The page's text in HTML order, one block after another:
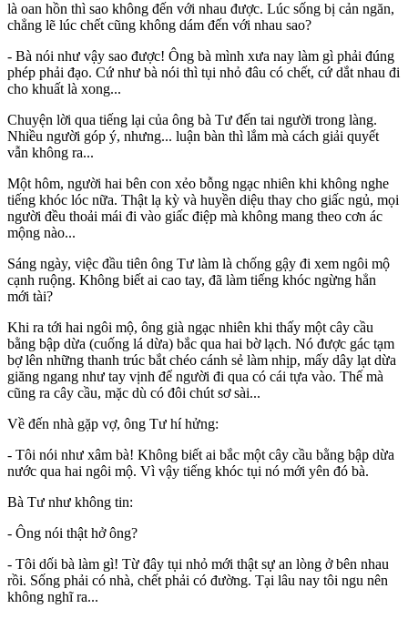
là oan hồn thì sao không đến với nhau được. Lúc sống bị cản ngăn,
chẳng lẽ lúc chết cũng không dám đến với nhau sao?
- Bà nói như vậy sao được! Ông bà mình xưa nay làm gì phải đúng
phép phải đạo. Cứ như bà nói thì tụi nhỏ đâu có chết, cứ dắt nhau đi
cho khuất là xong...
Chuyện lời qua tiếng lại của ông bà Tư đến tai người trong làng.
Nhiều người góp ý, nhưng... luận bàn thì lắm mà cách giải quyết
vẫn không ra...
Một hôm, người hai bên con xẻo bỗng ngạc nhiên khi không nghe
tiếng khóc lóc nữa. Thật lạ kỳ và huyền diệu thay cho giấc ngủ, mọi
người đều thoải mái đi vào giấc điệp mà không mang theo cơn ác
mộng nào...
Sáng ngày, việc đầu tiên ông Tư làm là chống gậy đi xem ngôi mộ
cạnh ruộng. Không biết ai cao tay, đã làm tiếng khóc ngừng hẳn
mới tài?
Khi ra tới hai ngôi mộ, ông già ngạc nhiên khi thấy một cây cầu
bằng bập dừa (cuống lá dừa) bắc qua hai bờ lạch. Nó được gác tạm
bợ lên những thanh trúc bắt chéo cánh sẻ làm nhịp, mấy dây lạt dừa
giăng ngang như tay vịnh để người đi qua có cái tựa vào. Thế mà
cũng ra cây cầu, mặc dù có đôi chút sơ sài...
Về đến nhà gặp vợ, ông Tư hí hửng:
- Tôi nói như xâm bà! Không biết ai bắc một cây cầu bằng bập dừa
nước qua hai ngôi mộ. Vì vậy tiếng khóc tụi nó mới yên đó bà.
Bà Tư như không tin:
- Ông nói thật hở ông?
- Tôi dối bà làm gì! Từ đây tụi nhỏ mới thật sự an lòng ở bên nhau
rồi. Sống phải có nhà, chết phải có đường. Tại lâu nay tôi ngu nên
không nghĩ ra...